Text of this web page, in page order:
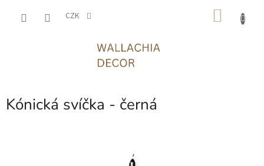
CZK
Kónická svíčka - černá